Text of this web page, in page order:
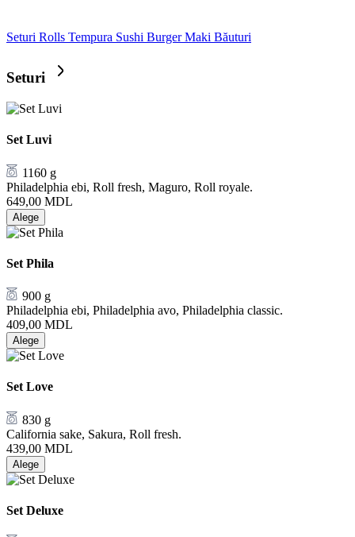
Seturi Rolls Tempura Sushi BurgerMaki Băuturi
Seturi
Set Luvi
1160 g
Philadelphia ebi, Roll fresh, Maguro, Roll royale.
649,00 MDL
Alege
Set Phila
900 g
Philadelphia ebi, Philadelphia avo, Philadelphia classic.
409,00 MDL
Alege
Set Love
830 g
California sake, Sakura, Roll fresh.
439,00 MDL
Alege
Set Deluxe